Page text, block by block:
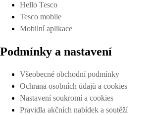
Hello Tesco
Tesco mobile
Mobilní aplikace
Podmínky a nastavení
Všeobecné obchodní podmínky
Ochrana osobních údajů a cookies
Nastavení soukromí a cookies
Pravidla akčních nabídek a soutěží